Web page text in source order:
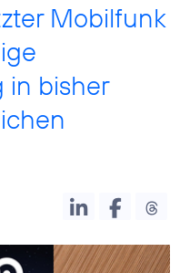
Mobilfunk
in bisher